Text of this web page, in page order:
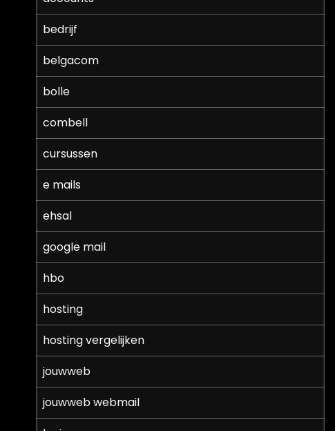
bedrijf
belgacom
bolle
combell
cursussen
e mails
ehsal
google mail
hbo
hosting
hosting vergelijken
jouwweb
jouwweb webmail